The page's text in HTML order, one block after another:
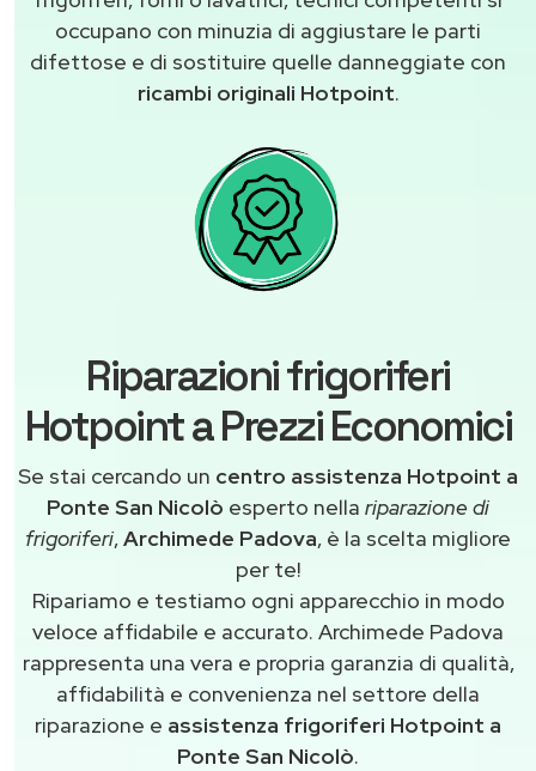
occupano con minuzia di aggiustare le parti
difettose e di sostituire quelle danneggiate con
ricambi originali Hotpoint.
Riparazioni frigoriferi
Hotpoint a Prezzi Economici
Se stai cercando un centro assistenza Hotpoint a
Ponte San Nicolò esperto nella riparazione di
frigoriferi,Archimede Padova, è la scelta migliore
per te!
Ripariamo e testiamo ogni apparecchio in modo
veloce affidabile e accurato. Archimede Padova
rappresenta una vera e propria garanzia di qualità,
affidabilità e convenienza nel settore della
riparazione e assistenza frigoriferi Hotpoint a
Ponte San Nicolò.